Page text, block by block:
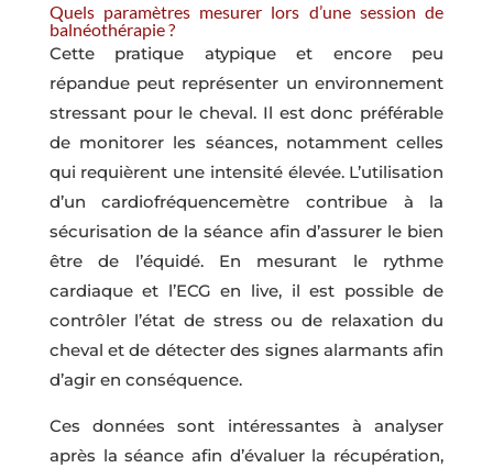
Quels paramètres mesurer lors d’une session de
balnéothérapie ?
Cette pratique atypique et encore peu
répandue peut représenter un environnement
stressant pour le cheval. Il est donc préférable
de monitorer les séances, notamment celles
qui requièrent une intensité élevée. L’utilisation
d’un cardiofréquencemètre contribue à la
sécurisation de la séance afin d’assurer le bien
être de l’équidé. En mesurant le rythme
cardiaque et l’ECG en live, il est possible de
contrôler l’état de stress ou de relaxation du
cheval et de détecter des signes alarmants afin
d’agir en conséquence.
Ces données sont intéressantes à analyser
après la séance afin d’évaluer la récupération,